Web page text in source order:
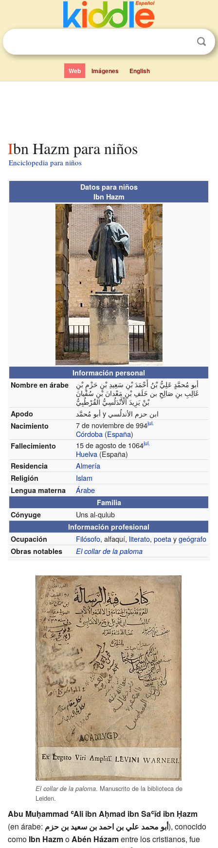
Web Imágenes English
Ibn Hazm para niños
Enciclopedia para niños
Datos para niños
Ibn Hazm
Información personal
Nombre en árabe
أبو مُحمَّدٍ عَلِيُّ بْنُ أَحْمَدَ بْنِ سَعِيدِ بْنِ حَزْمِ بْنِ
غَالِبِ بنِ صَالِحِ بن خَلَفِ بْنِ مَعْدانَ بْنِ سُفْيانَ
بْنْ يَزِيدَ اَلْأَنْدَلُسِيُّ القُرْطُبِيُّ
Apodo أبو مُحمَّد y ابن حزم الأندلُسي
Nacimiento 7 de noviembre de 994jul.
Córdoba (España)
Fallecimiento 15 de agosto de 1064jul.
Huelva (España)
Residencia Almería
Religión Islam
Lengua materna Árabe
Familia
Cónyuge
Uns al-qulub
Información profesional
Ocupación
Filósofo, alfaquí, literato,poetaygeógrafo
Obras notables El collar de la paloma
El collar de la paloma. Manuscrito de la biblioteca de
Leiden.
Abu Muḥammad ʿAli ibn Aḥmad ibn Saʿīd ibn Ḥazm
(en árabe: أبو محمد علي بن احمد بن سعيد بن حزم), conocido
como Ibn HazmoAbén Házamentre los cristianos, fue